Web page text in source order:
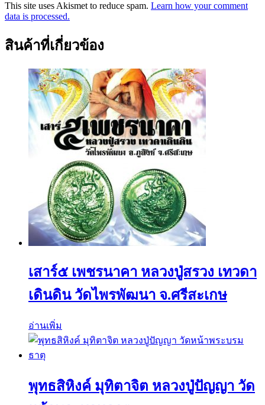
This site uses Akismet to reduce spam. Learn how your comment
data is processed.
สินค้าที่เกี่ยวข้อง
เสาร์๕ เพชรนาคา หลวงปู่สรวง เทวดา
เดินดิน วัดไพรพัฒนา จ.ศรีสะเกษ
อ่านเพิ่ม
พุทธสิหิงค์ มุทิตาจิต หลวงปู่ปัญญา วัด